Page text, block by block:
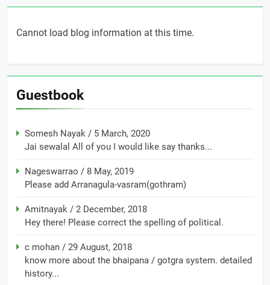
Cannot load blog information at this time.
Guestbook
Somesh Nayak / 5 March, 2020
Jai sewalal All of you I would like say thanks...
Nageswarrao / 8 May, 2019
Please add Arranagula-vasram(gothram)
Amitnayak / 2 December, 2018
Hey there! Please correct the spelling of political.
c mohan / 29 August, 2018
know more about the bhaipana / gotgra system. detailed
history...